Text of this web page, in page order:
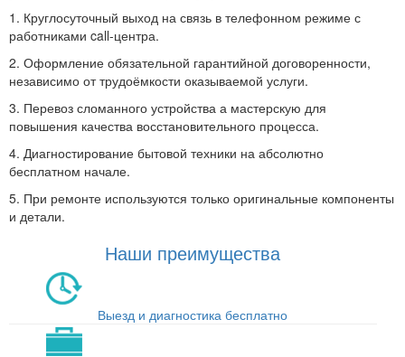
1. Круглосуточный выход на связь в телефонном режиме с
работниками call-центра.
2. Оформление обязательной гарантийной договоренности,
независимо от трудоёмкости оказываемой услуги.
3. Перевоз сломанного устройства а мастерскую для
повышения качества восстановительного процесса.
4. Диагностирование бытовой техники на абсолютно
бесплатном начале.
5. При ремонте используются только оригинальные компоненты
и детали.
Наши преимущества
Выезд и диагностика бесплатно